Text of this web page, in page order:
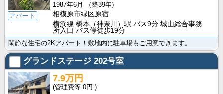
アパート
1987年6月
（築39年）
相模原市緑区原宿
横浜線 橋本（神奈川）駅 バス9分 城山総合事務
所入口 バス停徒歩19分
閑静な住宅の2Kアパート！敷地内に駐車場もご用意できます。
グランドステージ 202号室
7.9万円
0円